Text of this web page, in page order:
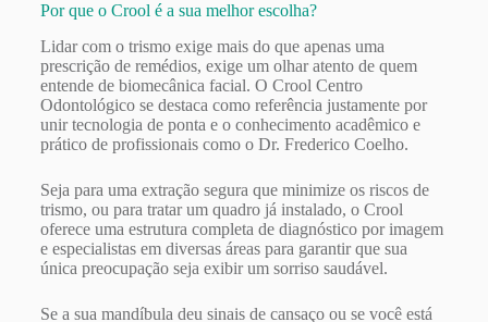
Por que o Crool é a sua melhor escolha?
Lidar com o trismo exige mais do que apenas uma
prescrição de remédios, exige um olhar atento de quem
entende de biomecânica facial. O Crool Centro
Odontológico se destaca como referência justamente por
unir tecnologia de ponta e o conhecimento acadêmico e
prático de profissionais como o Dr. Frederico Coelho.
Seja para uma extração segura que minimize os riscos de
trismo, ou para tratar um quadro já instalado, o Crool
oferece uma estrutura completa de diagnóstico por imagem
e especialistas em diversas áreas para garantir que sua
única preocupação seja exibir um sorriso saudável.
Se a sua mandíbula deu sinais de cansaço ou se você está